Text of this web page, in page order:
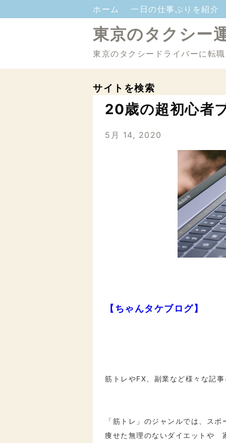
ホーム 一日の仕事ぶりを紹介
東京のタクシー
東京のタクシードライバーに転
サイトを検索
20歳の超初心者
5月 14, 2020
【ちゃんタケブログ】
筋トレやFX、副業など様々な記
「筋トレ」のジャンルでは、 スポ
痩せた無理のないダイエットや